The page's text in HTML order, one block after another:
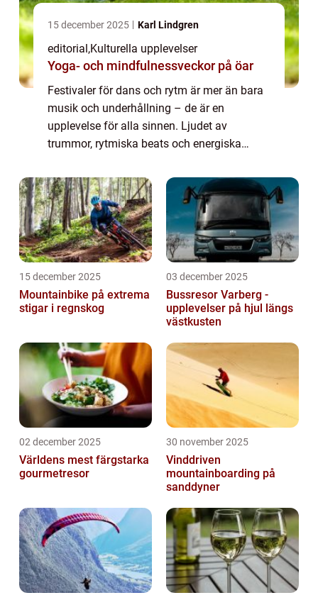
15 december 2025 Karl Lindgren
editorial,Kulturella upplevelser
Yoga- och mindfulnessveckor på öar
Festivaler för dans och rytm är mer än bara
musik och underhållning – de är en
upplevelse för alla sinnen. Ljudet av
trummor, rytmiska beats och energiska
15 december 2025
Mountainbike på extrema
stigar i regnskog
03 december 2025
Bussresor Varberg -
upplevelser på hjul längs
västkusten
02 december 2025
Världens mest färgstarka
gourmetresor
30 november 2025
Vinddriven
mountainboarding på
sanddyner